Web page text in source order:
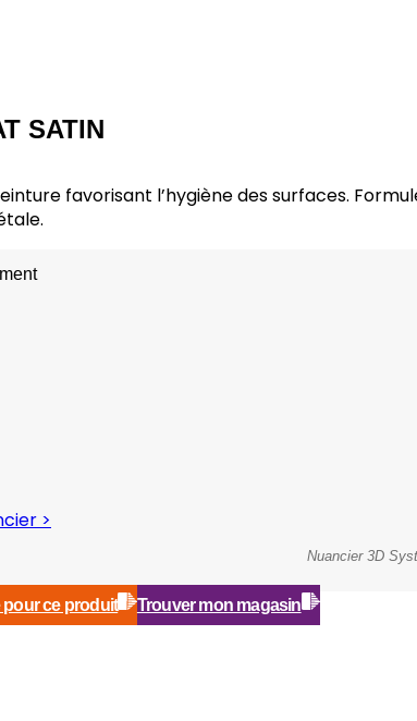
SATIN
favorisant l’hygiène des surfaces.
>
Nuancier 3D
pour ce produit Trouver mon magasin